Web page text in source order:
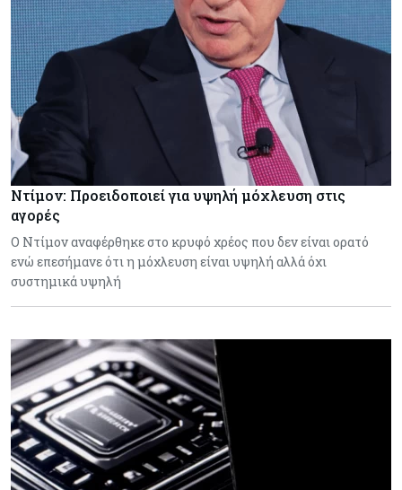
Ντίμον: Προειδοποιεί για υψηλή μόχλευση στις
αγορές
Ο Ντίμον αναφέρθηκε στο κρυφό χρέος που δεν είναι ορατό
ενώ επεσήμανε ότι η μόχλευση είναι υψηλή αλλά όχι
συστημικά υψηλή